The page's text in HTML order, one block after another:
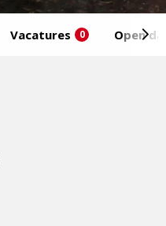
Vacatures 0 Open